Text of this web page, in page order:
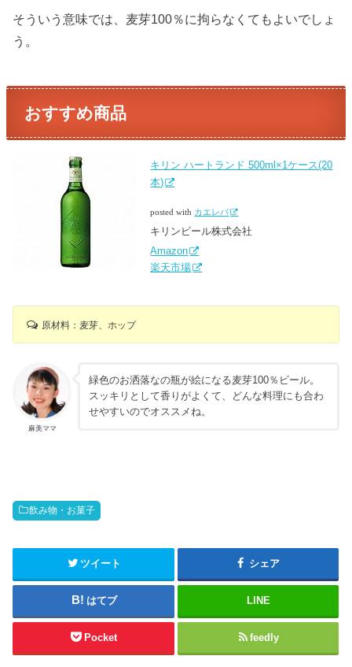
そういう意味では、麦芽100％に拘らなくてもよいでしょ
う。
おすすめ商品
キリン ハートランド 500ml×1ケース(20
本)
posted with カエレバ
キリンビール株式会社
Amazon
楽天市場
原材料：麦芽、ホップ
麻美ママ
緑色のお洒落なの瓶が絵になる麦芽100％ビール。
スッキリとして香りがよくて、どんな料理にも合わ
せやすいのでオススメね。
飲み物・お菓子
ツイート シェア
はてブ LINE
Pocket feedly